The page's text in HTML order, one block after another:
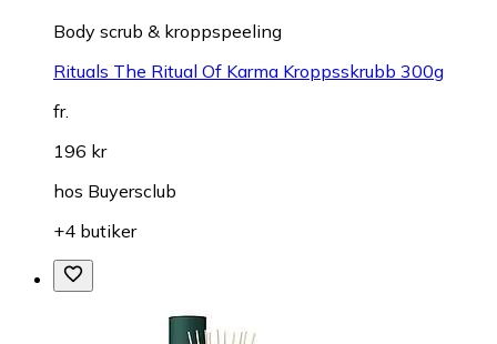
Body scrub & kroppspeeling
Rituals The Ritual Of Karma Kroppsskrubb 300g
fr.
196 kr
hos Buyersclub
+4 butiker